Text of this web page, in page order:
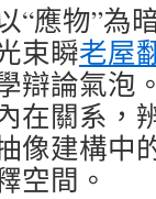
“應物”為
束瞬老屋
辯論氣泡
在關系，
像建構中
空間。